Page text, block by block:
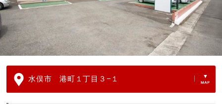
水俣市 港町１丁目３−１